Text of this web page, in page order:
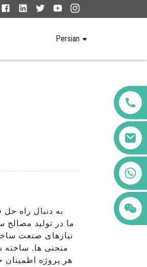
Persian
+86 123456789122
به دنبال راه
نیازهای صنعت
منحنی ها. ساخته
هر پروژه